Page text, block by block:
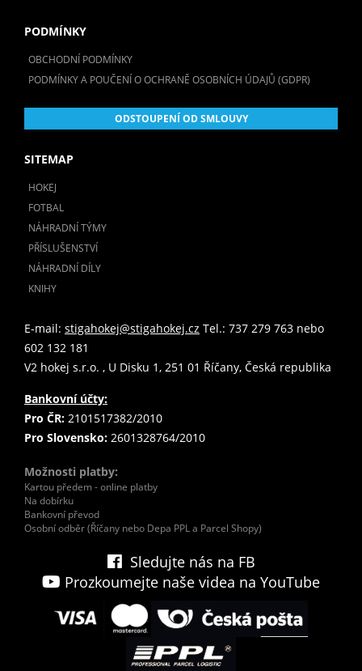
PODMÍNKY
OBCHODNÍ PODMÍNKY
PODMÍNKY A POUČENÍ O OCHRANĚ OSOBNÍCH ÚDAJŮ (GDPR)
ODSTOUPENÍ OD SMLOUVY
SITEMAP
HOKEJ
FOTBAL
NÁHRADNÍ TÝMY
PŘÍSLUŠENSTVÍ
NÁHRADNÍ DÍLY
KNIHY
E-mail: stigahokej@stigahokej.cz Tel.: 737 279 763 nebo
602 132 181
V2 hokej s.r.o. , U Disku 1, 251 01 Říčany, Česká republika
Bankovní účty:
Pro ČR: 2101517382/2010
Pro Slovensko: 2601328764/2010
Možnosti platby:
Kartou předem - online platby
Na dobírku
Bankovní převod
Osobní odběr (Říčany nebo Depa PPL a Parcel Shopy)
Sledujte nás na FB
Prozkoumejte naše videa na YouTube